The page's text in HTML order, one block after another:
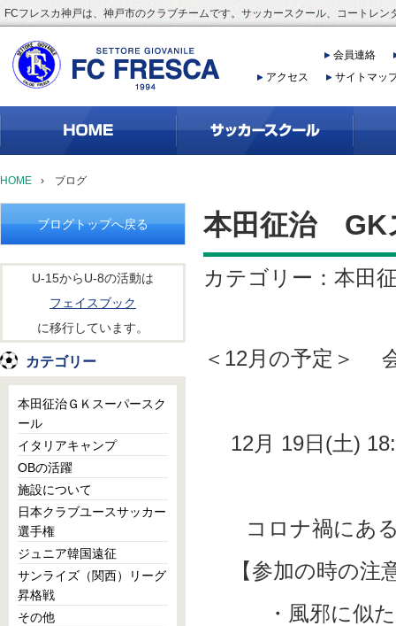
FCフレスカ神戸は、神戸市のクラブチームです。サッカースクール、コートレン
会員連絡
アクセス
サイトマッ
HOME › ブログ
本田征治 GK
カテゴリー：本田
＜12月の予定＞
12月 19日(土)
コロナ禍にある
【参加の時の注
・風邪に似た症
ブログトップへ戻る
U-15からU-8の活動は
フェイスブック
に移行しています。
カテゴリー
本田征治ＧＫスーパースク
ール
イタリアキャンプ
OBの活躍
施設について
日本クラブユースサッカー
選手権
ジュニア韓国遠征
サンライズ（関西）リーグ
昇格戦
その他